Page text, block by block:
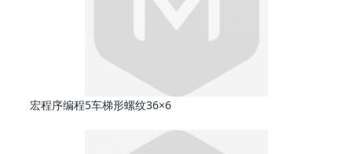
宏程序编程5车梯形螺纹36×6